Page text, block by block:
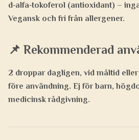
d‑alfa‑tokoferol (antioxidant) –
Vegansk och fri från allergener.
📌 Rekommenderad
2 droppar dagligen, vid måltid
före användning. Ej för barn,
medicinsk rådgivning.